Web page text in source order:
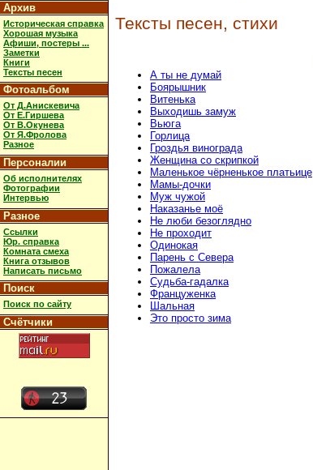
Архив
Историческая справка
Хорошая музыка
Афиши, постеры ...
Заметки
Книги
Тексты песен
Фотоальбом
От Д.Анискевича
От Е.Гиршева
От В.Окунева
От Я.Фролова
Разное
Персоналии
Об исполнителях
Фотографии
Интервью
Разное
Ссылки
Юр. справка
Комната смеха
Книга отзывов
Написать письмо
Поиск
Поиск по сайту
Счётчики
Тексты песен, стихи
А ты не думай
Боярышник
Витенька
Выходишь замуж
Вьюга
Горлица
Гроздья винограда
Женщина со скрипкой
Маленькое чёрненькое платьице
Мамы-дочки
Муж чужой
Наказанье моё
Не люби безоглядно
Не проходит
Одинокая
Парень с Севера
Пожалела
Судьба-гадалка
Француженка
Шальная
Это просто зима